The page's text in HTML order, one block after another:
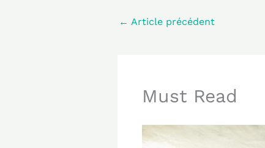
← Article précédent
Must Read